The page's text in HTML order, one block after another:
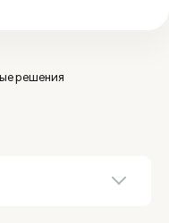
решения